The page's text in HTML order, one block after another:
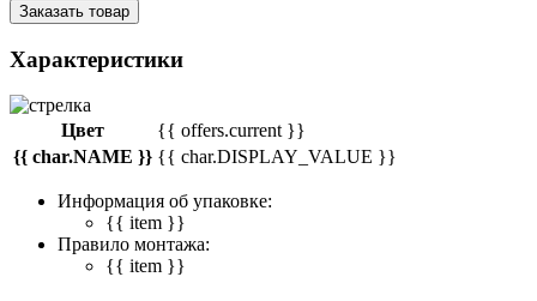
Заказать товар
Характеристики
Цвет
{{ offers.current }}
{{ char.NAME }} {{ char.DISPLAY_VALUE }}
Информация об упаковке:
{{ item }}
Правило монтажа:
{{ item }}